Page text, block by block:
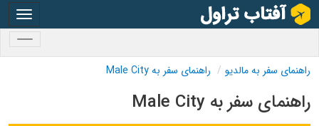
راهنمای سفر به مالدیو راهنمای سفر به Male City
راهنمای سفر به Male City